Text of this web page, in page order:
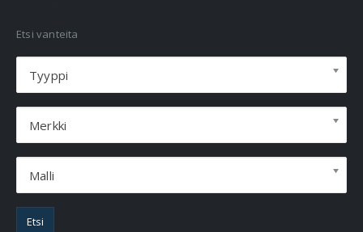
Etsi vanteita
Tyyppi
Merkki
Malli
Etsi